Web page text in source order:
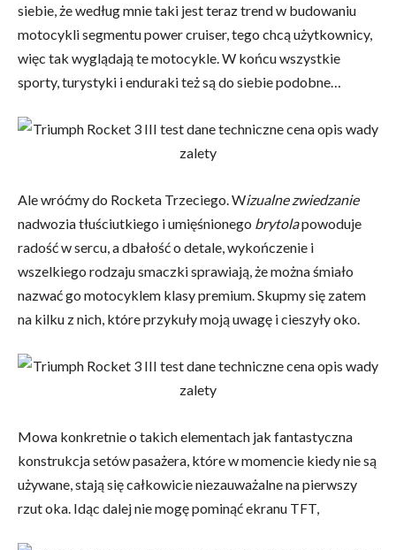
siebie, że według mnie taki jest teraz trend w budowaniu
motocykli segmentu power cruiser, tego chcą użytkownicy,
więc tak wyglądają te motocykle. W końcu wszystkie
sporty, turystyki i enduraki też są do siebie podobne…
Ale wróćmy do Rocketa Trzeciego. Wizualne zwiedzanie
nadwozia tłuściutkiego i umięśnionego brytolapowoduje
radość w sercu, a dbałość o detale, wykończenie i
wszelkiego rodzaju smaczki sprawiają, że można śmiało
nazwać go motocyklem klasy premium. Skupmy się zatem
na kilku z nich, które przykuły moją uwagę i cieszyły oko.
Mowa konkretnie o takich elementach jak fantastyczna
konstrukcja setów pasażera, które w momencie kiedy nie są
używane, stają się całkowicie niezauważalne na pierwszy
rzut oka. Idąc dalej nie mogę pominąć ekranu TFT,